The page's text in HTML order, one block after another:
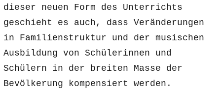
dieser neuen Form des Unterrichts
geschieht es auch, dass Veränderungen
in Familienstruktur und der musischen
Ausbildung von Schülerinnen und
Schülern in der breiten Masse der
Bevölkerung kompensiert werden.